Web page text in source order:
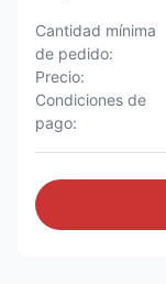
Cantidad mínima
de pedido:
Precio:
Condiciones de
pago: